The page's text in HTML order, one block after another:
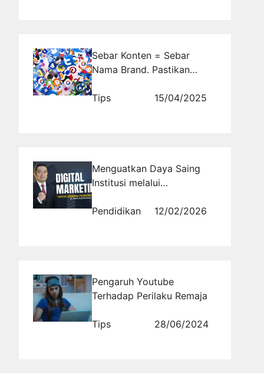
Sebar Konten = Sebar
Nama Brand. Pastikan
Tips
15/04/2025
Menguatkan Daya Saing
Institusi melalui
Marketing Lembaga
Pendidikan 12/02/2026
Pengaruh Youtube
Terhadap Perilaku Remaja
Tips 28/06/2024